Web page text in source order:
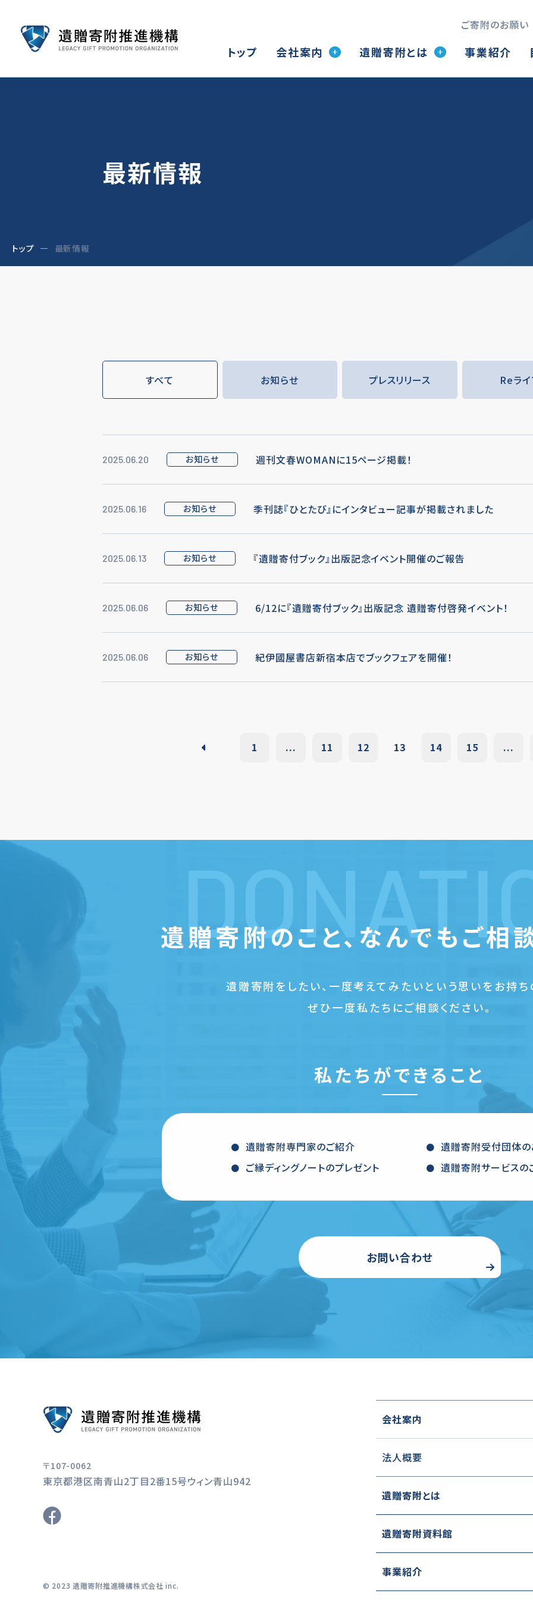
ご寄附のお願い
トップ 会社案内 遺贈寄附とは 事業紹介
最新情報
トップ 最新情報
すべて お知らせ プレスリリース Reライ
2025.06.20 お知らせ 週刊文春WOMANに15ページ掲載！
2025.06.16 お知らせ 季刊誌『ひとたび』にインタビュー記事が掲載されました
2025.06.13 お知らせ 『遺贈寄付ブック』出版記念イベント開催のご報告
2025.06.06 お知らせ 6/12に『遺贈寄付ブック』出版記念 遺贈寄付啓発イベント！
2025.06.06 お知らせ 紀伊國屋書店新宿本店でブックフェアを開催！
1 ... 11 12 13 14 15 ...
遺贈寄附のこと、 なんでもご相
遺贈寄附をしたい、一度考えてみたいという思いをお持ち
ぜひ一度私たちにご相談ください。
私たちができること
遺贈寄附専門家のご紹介
ご縁ディングノートのプレゼント
遺贈寄附受付団体
遺贈寄附サービスの
お問い合わせ
〒107-0062
東京都港区南青山2丁目2番15号ウィン青山942
© 2023 遺贈寄附推進機構株式会社 inc.
会社案内
法人概要
遺贈寄附とは
遺贈寄附資料館
事業紹介